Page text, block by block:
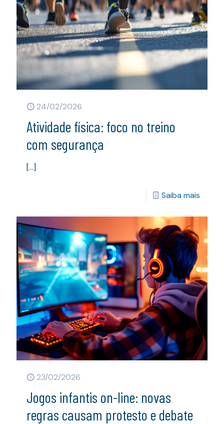
24/02/2026
Atividade física: foco no treino
com segurança
[…]
Saiba mais
23/02/2026
Jogos infantis on-line: novas
regras causam protesto e debate